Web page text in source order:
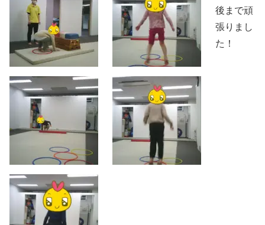
後まで頑
張りまし
た！